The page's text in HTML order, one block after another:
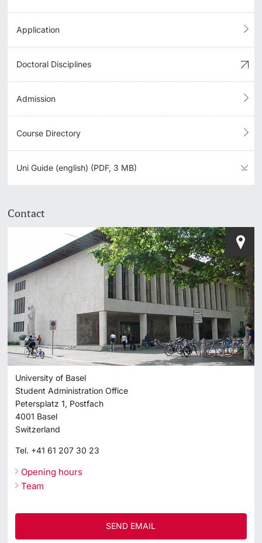
Application
Doctoral Disciplines
Admission
Course Directory
Uni Guide (english) (PDF, 3 MB)
Contact
University of Basel
Student Administration Office
Petersplatz 1, Postfach
4001 Basel
Switzerland
Tel. +41 61 207 30 23
Opening hours
Team
SEND EMAIL